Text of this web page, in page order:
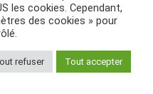
les cookies. Cependant,
des cookies » pour
refuser Tout accepter